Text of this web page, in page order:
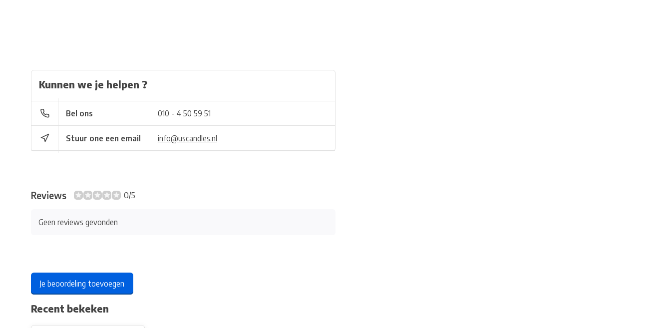
Kunnen we je helpen ?
Bel ons 010 - 4 50 59 51
Stuur one een email info@uscandles.nl
Reviews 0/5
Geen reviews gevonden
Je beoordeling toevoegen
Recent bekeken